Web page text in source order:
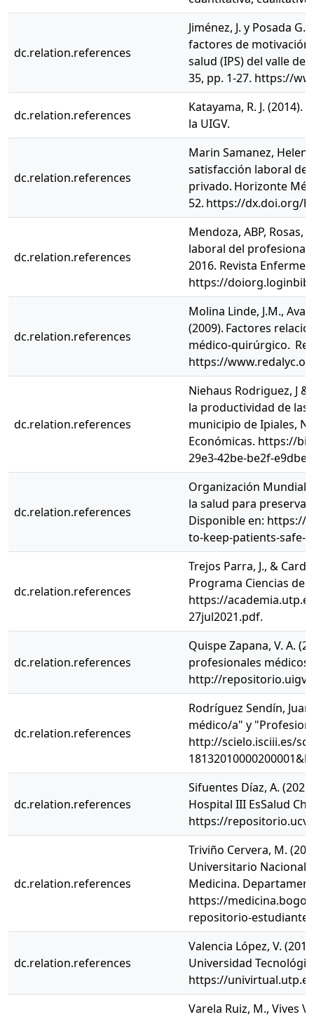
dc.relation.references
Jiménez, J. y Posada
factores de
salud (IPS) del valle de
35, pp. 1-27. https://
dc.relation.references
Katayama, R. J.
la UIGV.
dc.relation.references
Marin Samanez, Helen
satisfacción laboral
privado. Horizonte
52. https://dx.doi.org/
dc.relation.references
Mendoza, ABP, Rosas,
laboral del profesional
2016. Revista
https://
dc.relation.references
Molina Linde, J.M.,
(2009). Factores
médico-quirúrgico.
https://
dc.relation.references
Niehaus Rodriguez, J
la productividad de las
municipio de Ipiales,
Económicas. https://
29e3-42be-be2f-
dc.relation.references
Organización Mundial
la salud para
Disponible en: https://
to-keep-patients-safe-
dc.relation.references
Trejos Parra, J., &
Programa Ciencias del
https://
27jul2021.pdf.
dc.relation.references
Quispe Zapana, V. A.
profesionales médicos
http://
dc.relation.references
Rodríguez Sendín,
médico/a" y
http://scielo.isciii.es/
dc.relation.references
Sifuentes Díaz, A.
Hospital III EsSalud
https://
dc.relation.references
Triviño Cervera, M.
Universitario Nacional
Medicina.
https://
repositorio-
dc.relation.references
Valencia López, V.
Universidad
https://
Varela Ruiz, M., Vives